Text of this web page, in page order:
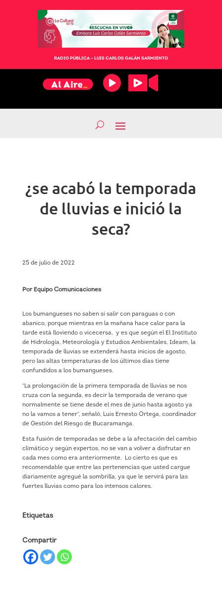
RADIO PÚBLICA – LUIS CARLOS GALÁN SARMIENTO
¿se acabó la temporada
de lluvias e inició la
seca?
25 de julio de 2022
Por Equipo Comunicaciones
Los bumangueses no saben si salir con paraguas o con
abanico, porque mientras en la mañana hace calor para la
tarde está lloviendo o vicecersa, y es que según el El Instituto
de Hidrología, Meteorología y Estudios Ambientales, Ideam, la
temporada de lluvias se extenderá hasta inicios de agosto,
pero las altas temperaturas de los últimos días tiene
confundidos a los bumangueses.
“La prolongación de la primera temporada de lluvias se nos
cruza con la segunda, es decir la temporada de verano que
normalmente se tiene desde el mes de junio hasta agosto ya
no la vamos a tener”, señaló, Luis Ernesto Ortega, coordinador
de Gestión del Riesgo de Bucaramanga.
Esta fusión de temporadas se debe a la afectación del cambio
climático y según expertos, no se van a volver a disfrutar en
cada mes como era anteriormente. Lo cierto es que es
recomendable que entre las pertenencias que usted cargue
diariamente agregué la sombrilla, ya que le servirá para las
fuertes lluvias como para los intensos calores.
Etiquetas
Compartir